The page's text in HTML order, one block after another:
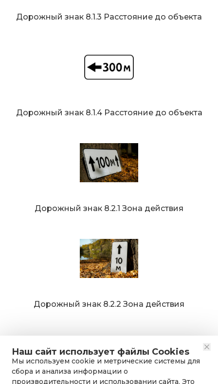
Наш сайт использует файлы Cookies
Мы используем cookie и метрические системы для
сбора и анализа информации о
производительности и использовании сайта. Это
Дорожный знак 8.1.3 Расстояние до объекта
Дорожный знак 8.1.4 Расстояние до объекта
Дорожный знак 8.2.1 Зона действия
Дорожный знак 8.2.2 Зона действия